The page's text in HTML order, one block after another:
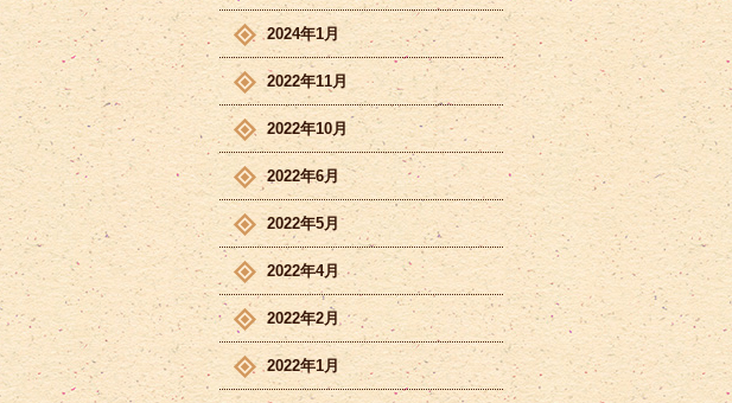
2024年1月
2022年11月
2022年10月
2022年6月
2022年5月
2022年4月
2022年2月
2022年1月